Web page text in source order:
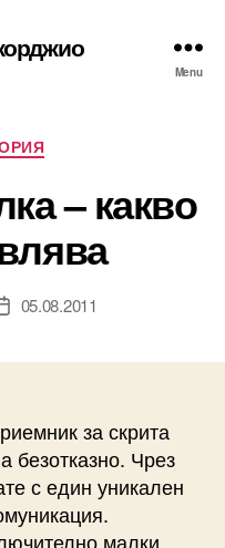
Menu
– какво
Post05.08.2011
за скрита
безотказно. Чрез
с един уникален
малки